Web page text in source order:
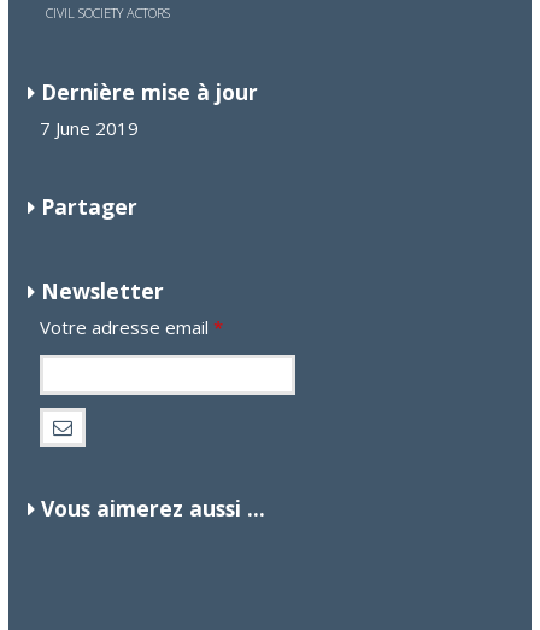
CIVIL SOCIETY ACTORS
Dernière mise à jour
7 June 2019
Partager
Newsletter
Votre adresse email *
Vous aimerez aussi ...